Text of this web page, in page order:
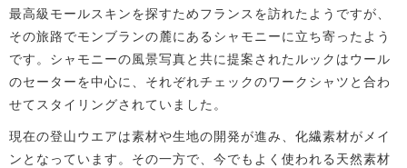
最高級モールスキンを探すためフランスを訪れたようですが、
その旅路でモンブランの麓にあるシャモニーに立ち寄ったよう
です。シャモニーの風景写真と共に提案されたルックはウール
のセーターを中心に、それぞれチェックのワークシャツと合わ
せてスタイリングされていました。
現在の登山ウエアは素材や生地の開発が進み、化繊素材がメイ
ンとなっています。その一方で、今でもよく使われる天然素材